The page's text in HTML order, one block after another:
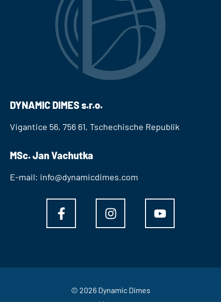
DYNAMIC DIMES s.r.o.
Vigantice 56, 756 61, Tschechische Republik
MSc. Jan Vachutka
E-mail: info@dynamicdimes.com
© 2026 Dynamic Dimes